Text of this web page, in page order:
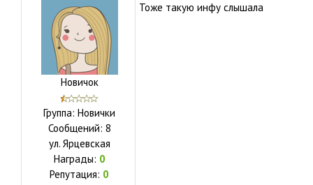
Новичок
Группа: Новички
Сообщений: 8
ул. Ярцевская
Награды: 0
Репутация: 0
Тоже такую инфу слышала